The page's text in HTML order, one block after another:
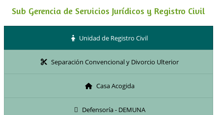
Sub Gerencia de Servicios Jurídicos y Registro Civil
Unidad de Registro Civil
Separación Convencional y Divorcio Ulterior
Casa Acogida
Defensoría - DEMUNA